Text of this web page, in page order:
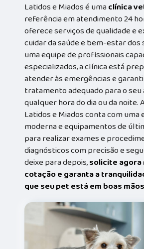
Latidos e Miados é umaclínica
referência em atendimento 24
oferece serviços de qualidade e
cuidar da saúde e bem-estar dos
uma equipe de profissionais
especializados, a clínica está
atender às emergências e
tratamento adequado para o seu
qualquer hora do dia ou da noite.
Latidos e Miados conta com
moderna e equipamentos de
para realizar exames e
diagnósticos com precisão e
deixe para depois,solicite agora
cotação e garanta a
que seu pet está em boas